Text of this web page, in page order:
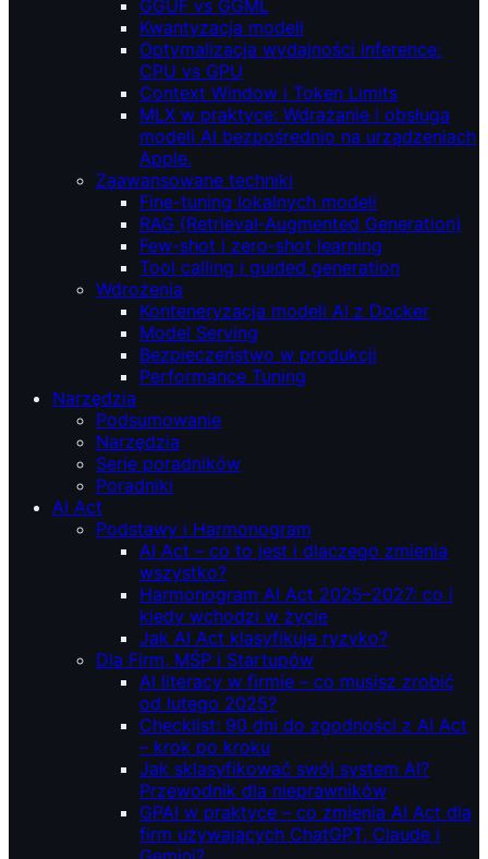
GGUF vs GGML
Kwantyzacja modeli
Optymalizacja wydajności inference:
CPU vs GPU
Context Window i Token Limits
MLX w praktyce: Wdrażanie i obsługa
modeli AI bezpośrednio na urządzeniach
Apple.
Zaawansowane techniki
Fine-tuning lokalnych modeli
RAG (Retrieval‑Augmented Generation)
Few-shot i zero-shot learning
Tool calling i guided generation
Wdrożenia
Konteneryzacja modeli AI z Docker
Model Serving
Bezpieczeństwo w produkcji
Performance Tuning
Narzędzia
Podsumowanie
Narzędzia
Serie poradników
Poradniki
AI Act
Podstawy i Harmonogram
AI Act – co to jest i dlaczego zmienia
wszystko?
Harmonogram AI Act 2025–2027: co i
kiedy wchodzi w życie
Jak AI Act klasyfikuje ryzyko?
Dla Firm, MŚP i Startupów
AI literacy w firmie – co musisz zrobić
od lutego 2025?
Checklist: 90 dni do zgodności z AI Act
– krok po kroku
Jak sklasyfikować swój system AI?
Przewodnik dla nieprawników
GPAI w praktyce – co zmienia AI Act dla
firm używających ChatGPT, Claude i